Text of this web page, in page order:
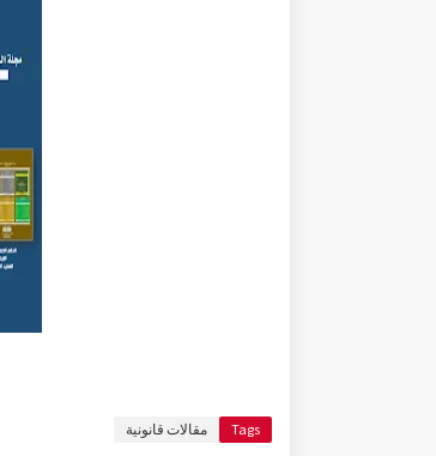
Tags مقالات قانونية